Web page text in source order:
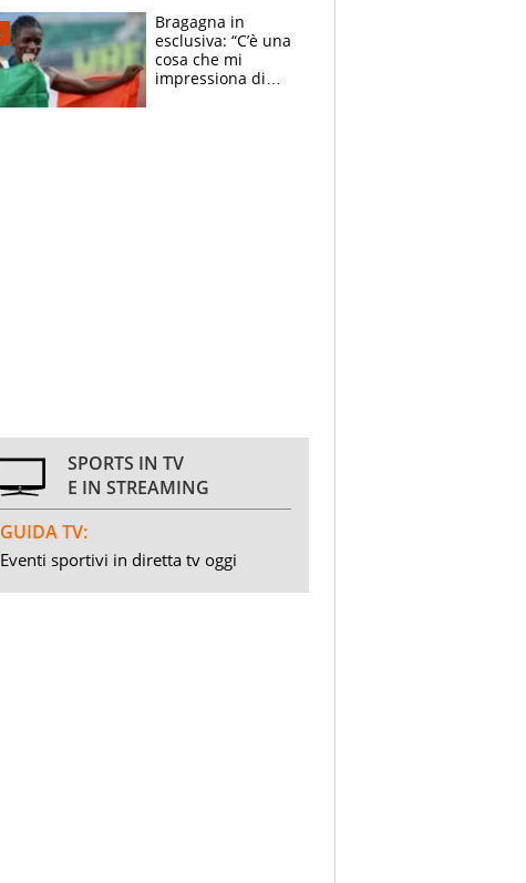
l'alleanza con
Donnarumma
Bragagna in
esclusiva: “C’è una
cosa che mi
impressiona di
SPORTS IN TV
E IN STREAMING
GUIDA TV:
Eventi sportivi in diretta tv oggi